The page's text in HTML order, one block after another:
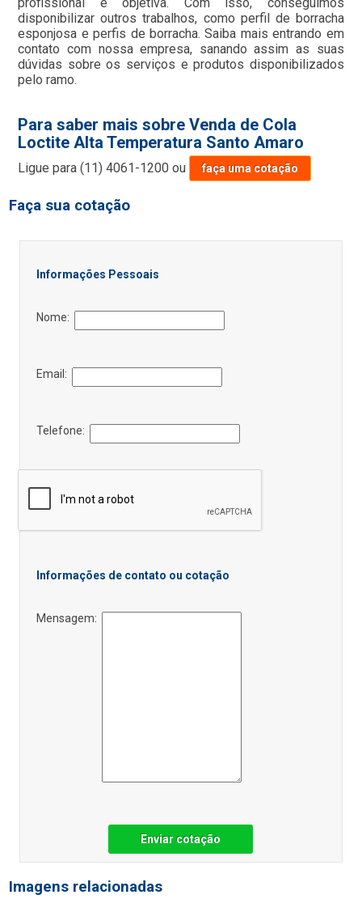
disponibilizar outros trabalhos, como perfil de borracha
esponjosa e perfis de borracha. Saiba mais entrando em
contato com nossa empresa, sanando assim as suas
dúvidas sobre os serviços e produtos disponibilizados
pelo ramo.
Para saber mais sobre Venda de Cola
Loctite Alta Temperatura Santo Amaro
Ligue para(11) 4061-1200 ou faça uma cotação
Faça sua cotação
Informações Pessoais
Nome:
Email:
Telefone:
Informações de contato ou cotação
Mensagem:
Enviar cotação
Imagens relacionadas